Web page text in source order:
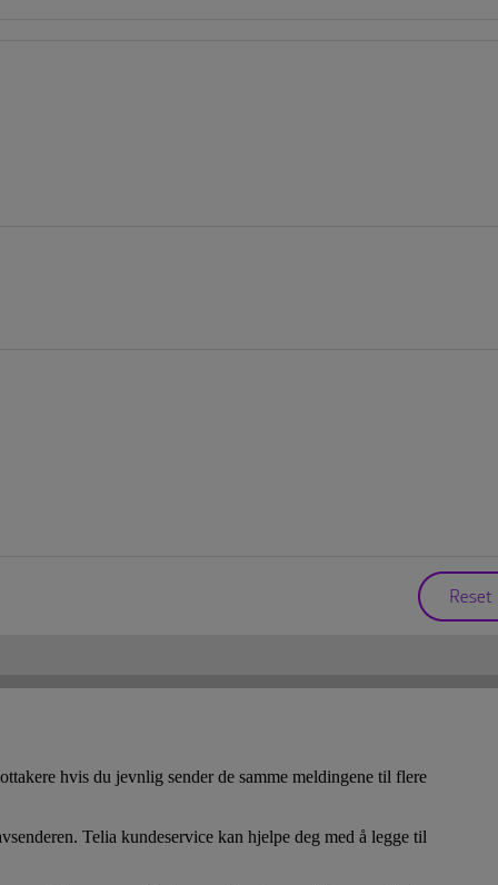
hvis du jevnlig sender de samme meldingene til flere
Telia kundeservice kan hjelpe deg med å legge til